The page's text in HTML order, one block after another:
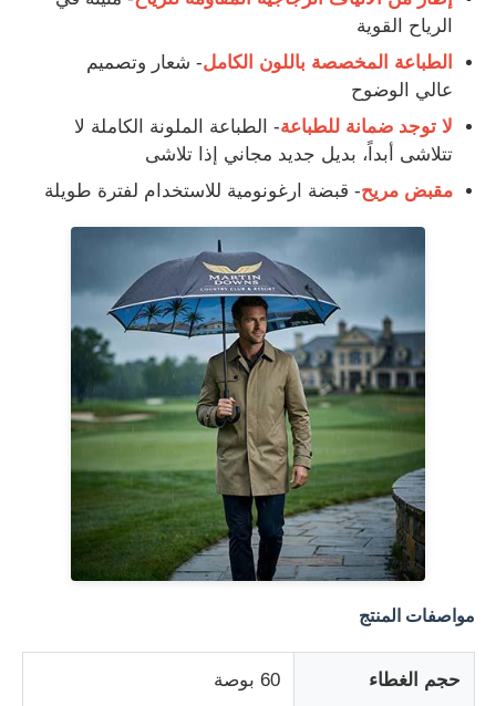
مظلات المشي
المظلات المدمجة
مظلات الترويج
مظلات مقاومة للرياح
مظلات مفتوحة تلقائيًا
مظلات عكسية
المظلات الخشبية
مظلات مقاومة للأشعة فوق البنفسجية
مظلات اطفال
مظلات الشاطئ
الرياح القوية
الطباعة المخصصة باللون الكامل- شعار وتصميم
عالي الوضوح
لا توجد ضمانة للطباعة- الطباعة الملونة الكاملة لا
تتلاشى أبداً، بديل جديد مجاني إذا تلاشى
مقبض مريح- قبضة ارغونومية للاستخدام لفترة طويلة
مواصفات المنتج
حجم الغطاء 60 بوصة